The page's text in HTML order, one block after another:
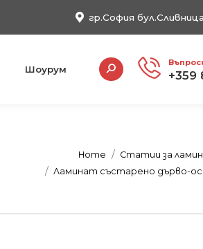
гр.София
Шоурум
Search:
+359
Home
Статии за
Ламинат състарено дърво-